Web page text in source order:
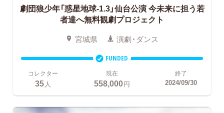
劇団狼少年「惑星地球-1.3」仙台公演今未来に担う若
者達へ無料観劇プロジェクト
宮城県 演劇・ダンス
FUNDED
コレクター
35 人
現在
558,000円
終了
2024/09/30